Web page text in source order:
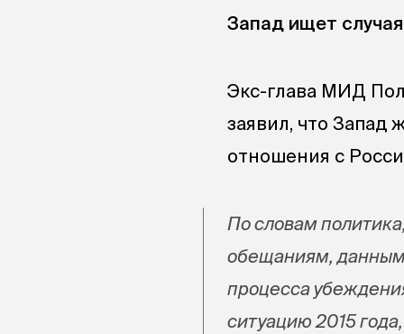
Запад ищет
Экс-глава МИД
заявил, что Запад
отношения с
По словам
обещаниям,
процесса
ситуацию 2015